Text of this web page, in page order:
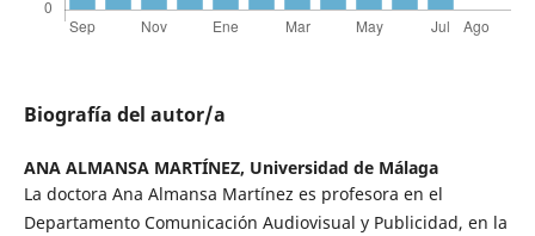
Biografía del autor/a
ANA ALMANSA MARTÍNEZ, Universidad de Málaga
La doctora Ana Almansa Martínez es profesora en el
Departamento Comunicación Audiovisual y Publicidad, en la